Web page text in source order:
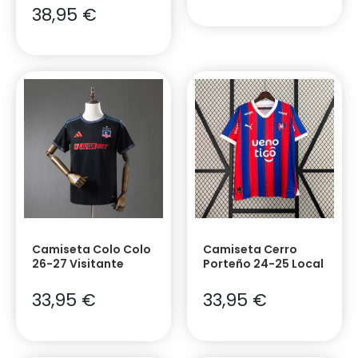
38,95 €
Camiseta Colo Colo
26-27 Visitante
33,95 €
Camiseta Cerro
Porteño 24-25 Local
33,95 €